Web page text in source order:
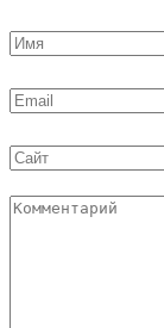
Имя
Email
Сайт
Комментарий